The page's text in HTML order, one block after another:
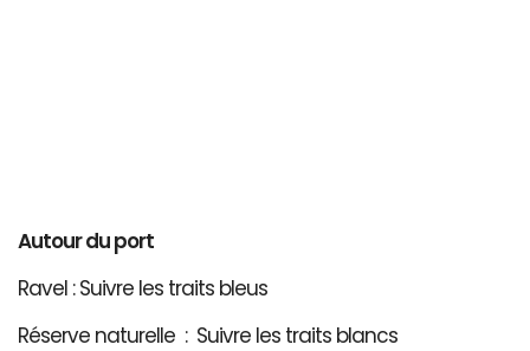
Autour du port
Ravel : Suivre les traits bleus
Réserve naturelle : Suivre les traits blancs